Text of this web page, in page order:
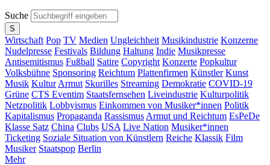
Suche
Wirtschaft Pop TV Medien Ungleichheit Musikindustrie Konzerne
Nudelpresse Festivals Bildung Haltung Indie Musikpresse
Antisemitismus Fußball Satire Copyright Konzerte Popkultur
Volksbühne Sponsoring Reichtum Plattenfirmen Künstler Kunst
Musik Kultur Armut Skurilles Streaming Demokratie COVID-19
Grüne CTS Eventim Staatsfernsehen Liveindustrie Kulturpolitik
Netzpolitik Lobbyismus Einkommen von Musiker*innen Politik
Kapitalismus Propaganda Rassismus Armut und Reichtum EsPeDe
Klasse Satz China Clubs USA Live Nation Musiker*innen
Ticketing Soziale Situation von Künstlern Reiche Klassik Film
Musiker Staatspop Berlin
Mehr